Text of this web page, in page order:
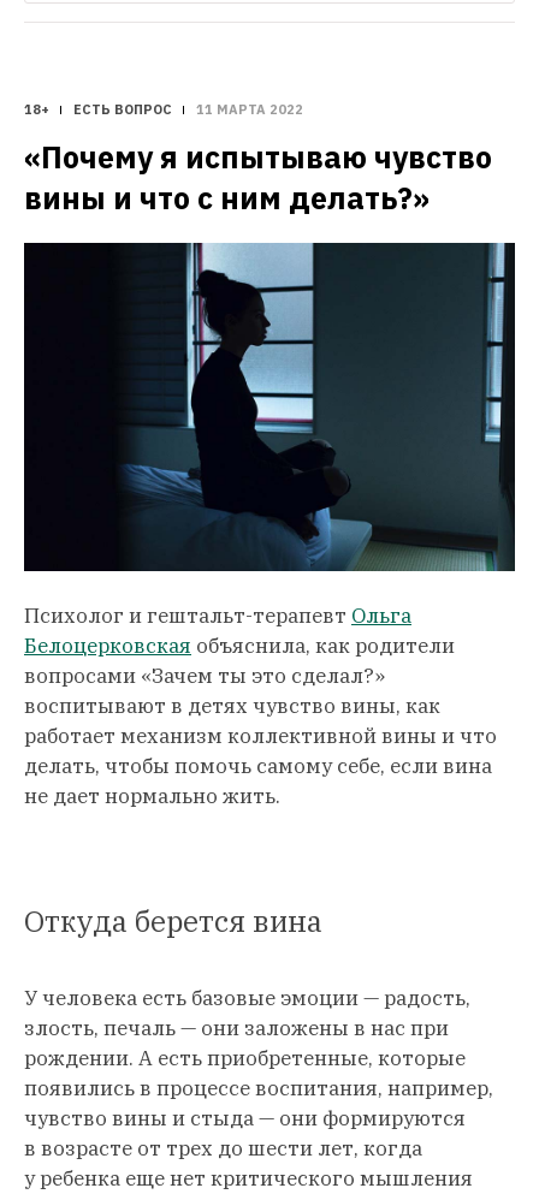
18+ ЕСТЬ ВОПРОС 11 МАРТА 2022
«Почему я испытываю чувство
вины и что с ним делать?»
Психолог и гештальт-терапевт Ольга
Белоцерковская объяснила, как родители
вопросами «Зачем ты это сделал?»
воспитывают в детях чувство вины, как
работает механизм коллективной вины и что
делать, чтобы помочь самому себе, если вина
не дает нормально жить.
Откуда берется вина
У человека есть базовые эмоции — радость,
злость, печаль — они заложены в нас при
рождении. А есть приобретенные, которые
появились в процессе воспитания, например,
чувство вины и стыда — они формируются
в возрасте от трех до шести лет, когда
у ребенка еще нет критического мышления